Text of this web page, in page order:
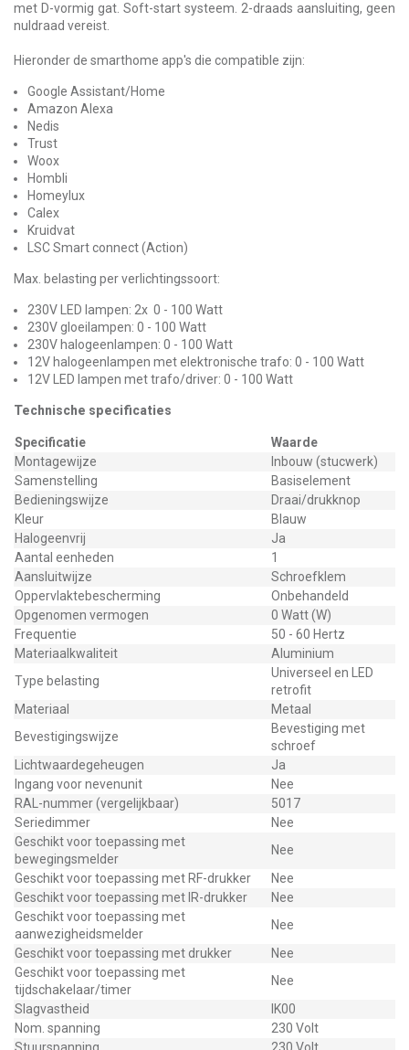
met D-vormig gat. Soft-start systeem. 2-draads aansluiting, geen
nuldraad vereist.
Hieronder de smarthome app's die compatible zijn:
Google Assistant/Home
Amazon Alexa
Nedis
Trust
Woox
Hombli
Homeylux
Calex
Kruidvat
LSC Smart connect (Action)
Max. belasting per verlichtingssoort:
230V LED lampen: 2x 0 - 100 Watt
230V gloeilampen: 0 - 100 Watt
230V halogeenlampen: 0 - 100 Watt
12V halogeenlampen met elektronische trafo: 0 - 100 Watt
12V LED lampen met trafo/driver: 0 - 100 Watt
Technische specificaties
Specificatie
Waarde
Montagewijze
Inbouw (stucwerk)
Samenstelling
Basiselement
Bedieningswijze
Draai/drukknop
Kleur
Blauw
Halogeenvrij
Ja
Aantal eenheden
1
Aansluitwijze
Schroefklem
Oppervlaktebescherming
Onbehandeld
Opgenomen vermogen
0 Watt (W)
Frequentie
50 - 60 Hertz
Materiaalkwaliteit
Aluminium
Type belasting
Universeel en LED
retrofit
Materiaal
Metaal
Bevestigingswijze
Bevestiging met
schroef
Lichtwaardegeheugen
Ja
Ingang voor nevenunit
Nee
RAL-nummer (vergelijkbaar)
5017
Seriedimmer
Nee
Geschikt voor toepassing met
bewegingsmelder
Nee
Geschikt voor toepassing met RF-drukker
Nee
Geschikt voor toepassing met IR-drukker
Nee
Geschikt voor toepassing met
aanwezigheidsmelder
Nee
Geschikt voor toepassing met drukker
Nee
Geschikt voor toepassing met
tijdschakelaar/timer
Nee
Slagvastheid
IK00
Nom. spanning
230 Volt